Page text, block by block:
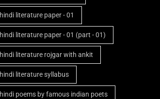
hindi literature paper - 01
hindi literature paper - 01 (part - 01)
hindi literature rojgar with ankit
hindi literature syllabus
hindi poems by famous indian poets